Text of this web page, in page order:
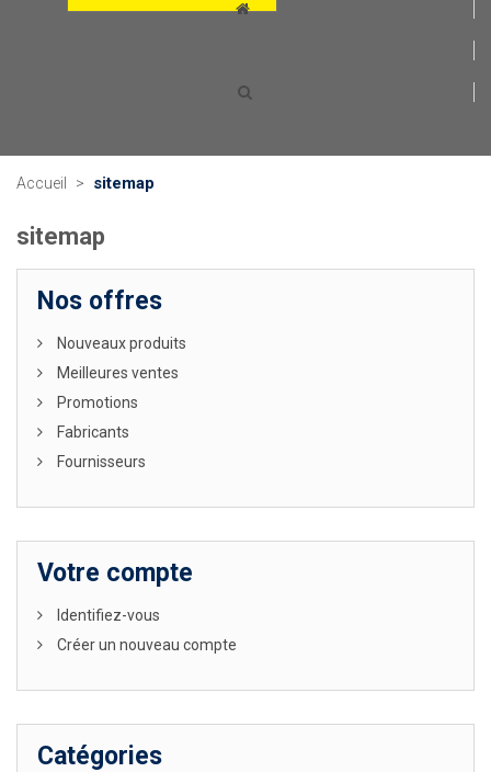
Accueil > sitemap
sitemap
Nos offres
Nouveaux produits
Meilleures ventes
Promotions
Fabricants
Fournisseurs
Votre compte
Identifiez-vous
Créer un nouveau compte
Catégories